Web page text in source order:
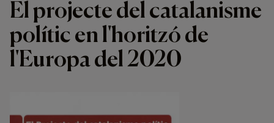
El projecte del catalanisme
polític en l'horitzó de
l'Europa del 2020